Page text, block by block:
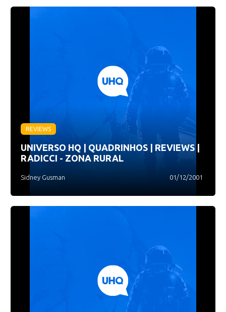
REVIEWS
UNIVERSO HQ | QUADRINHOS | REVIEWS |
RADICCI - ZONA RURAL
Sidney Gusman 01/12/2001